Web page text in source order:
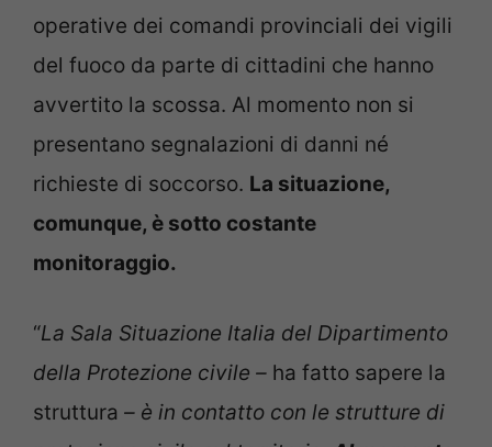
operative dei comandi provinciali dei vigili
del fuoco da parte di cittadini che hanno
avvertito la scossa. Al momento non si
presentano segnalazioni di danni né
richieste di soccorso. La situazione,
comunque, è sotto costante
monitoraggio.
“La Sala Situazione Italia del Dipartimento
della Protezione civile – ha fatto sapere la
struttura – è in contatto con le strutture di